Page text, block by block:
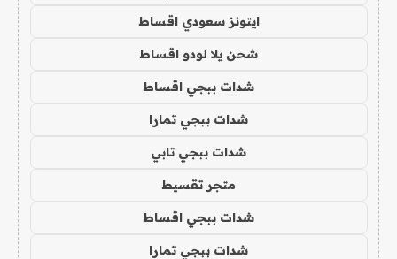
ايتونز سعودي اقساط
شحن يلا لودو اقساط
شدات ببجي اقساط
شدات ببجي تمارا
شدات ببجي تابي
متجر تقسيط
شدات ببجي اقساط
شدات ببجي تمارا